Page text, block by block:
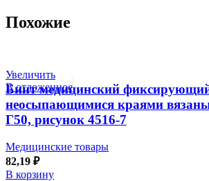
Похожие
Увеличить
В отложенное
Бинт медицинский
неосыпающимися краями
Г50, рисунок 4516-7
Медицинские товары
82,19 ₽
В корзину